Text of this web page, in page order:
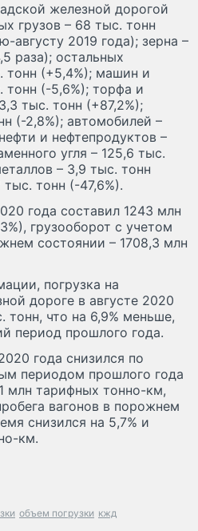
железной дорогой
грузов – 68 тыс. тонн
августу 2019 года); зерна –
раза); остальных
тонн (+5,4%); машин и
тонн (-5,6%); торфа и
тыс. тонн (+87,2%);
(-2,8%); автомобилей –
и нефтепродуктов –
угля – 125,6 тыс.
– 3,9 тыс. тонн
тонн (-47,6%).
года составил 1243 млн
грузооборот с учетом
состоянии – 1708,3 млн
погрузка на
дороге в августе 2020
тонн, что на 6,9% меньше,
период прошлого года.
года снизился по
периодом прошлого года
млн тарифных тонно-км,
вагонов в порожнем
снизился на 5,7% и
км.
объем погрузки кжд